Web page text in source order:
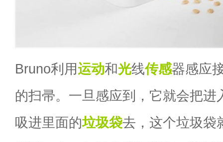
Bruno利用运动和光线传感器感应
的扫帚。一旦感应到，它就会把进
吸进里面的垃圾袋去，这个垃圾袋